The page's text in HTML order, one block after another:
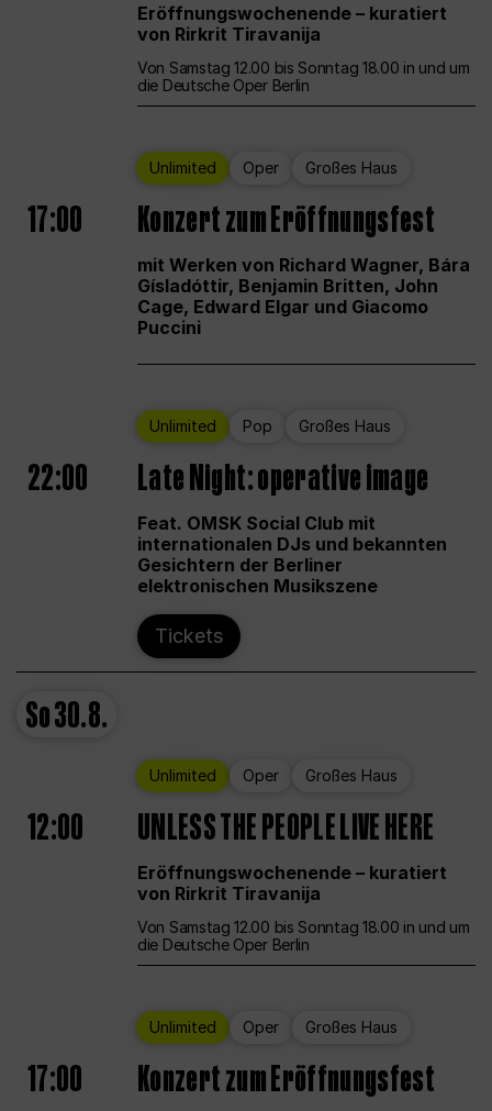
Eröffnungswochenende – kuratiert
von Rirkrit Tiravanija
Von Samstag 12.00 bis Sonntag 18.00 in und um
die Deutsche Oper Berlin
Unlimited Oper Großes Haus
17:00 Konzert zum Eröffnungsfest
mit Werken von Richard Wagner, Bára
Gísladóttir, Benjamin Britten, John
Cage, Edward Elgar und Giacomo
Puccini
Unlimited Pop Großes Haus
22:00 Late Night: operative image
Feat. OMSK Social Club mit
internationalen DJs und bekannten
Gesichtern der Berliner
elektronischen Musikszene
Tickets
So30.8.
Unlimited Oper Großes Haus
12:00 UNLESS THE PEOPLE LIVE HERE
Eröffnungswochenende – kuratiert
von Rirkrit Tiravanija
Von Samstag 12.00 bis Sonntag 18.00 in und um
die Deutsche Oper Berlin
Unlimited Oper Großes Haus
17:00 Konzert zum Eröffnungsfest